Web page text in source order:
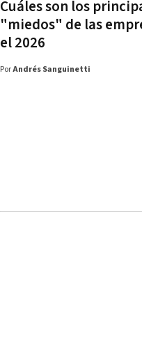
Cuáles son los
"miedos" de las
el 2026
PorAndrés Sanguinetti